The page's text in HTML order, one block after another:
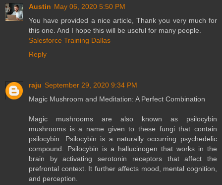
Austin May 06, 2020 5:50 PM
You have provided a nice article, Thank you very much for
this one. And I hope this will be useful for many people.
Salesforce Training Dallas
Reply
raju September 29, 2020 9:34 PM
Magic Mushroom and Meditation: A Perfect Combination
Magic mushrooms are also known as psilocybin
mushrooms is a name given to these fungi that contain
psilocybin. Psilocybin is a naturally occurring psychedelic
compound. Psilocybin is a hallucinogen that works in the
brain by activating serotonin receptors that affect the
prefrontal context. It further affects mood, mental cognition,
and perception.